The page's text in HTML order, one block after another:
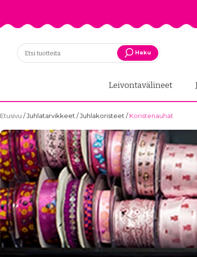
Haku
Leivontavälineet
Etusivu /Juhlatarvikkeet /Juhlakoristeet /Koristenauhat